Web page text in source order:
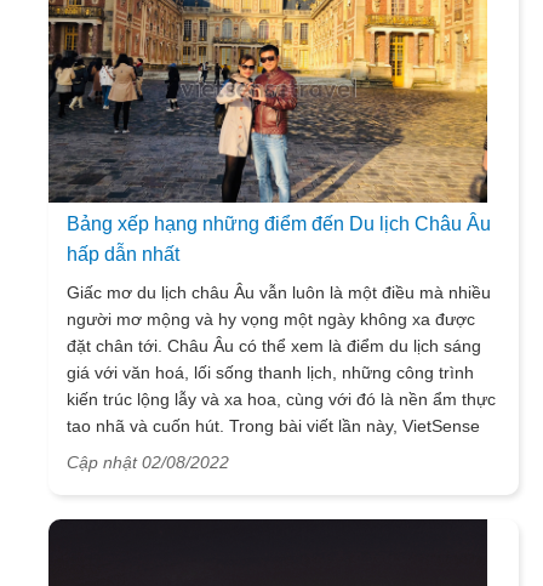
Bảng xếp hạng những điểm đến Du lịch Châu Âu
hấp dẫn nhất
Giấc mơ du lịch châu Âu vẫn luôn là một điều mà nhiều
người mơ mộng và hy vọng một ngày không xa được
đặt chân tới. Châu Âu có thể xem là điểm du lịch sáng
giá với văn hoá, lối sống thanh lịch, những công trình
kiến trúc lộng lẫy và xa hoa, cùng với đó là nền ẩm thực
tao nhã và cuốn hút. Trong bài viết lần này, VietSense
Travel sẽ giới thiệu đến bạn những điểm đến du
Cập nhật 02/08/2022